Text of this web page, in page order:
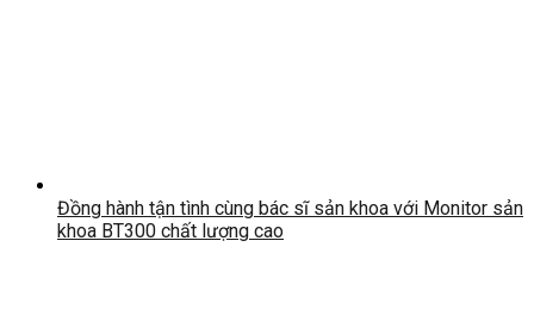
Đồng hành tận tình cùng bác sĩ sản khoa với Monitor sản
khoa BT300 chất lượng cao